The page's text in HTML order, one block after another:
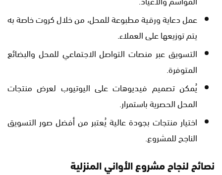
عمل دعاية ورقية مطبوعة للمحل، من خلال كروت خاصة به
يتم توزيعها على العملاء.
التسويق عبر منصات التواصل الاجتماعي للمحل والبضائع
المتوفرة.
يُمكن تصميم فيديوهات على اليوتيوب لعرض منتجات
المحل الحصرية باستمرار.
اختيار منتجات بجودة عالية يُعتبر من أفضل صور التسويق
الناجح للمشروع.
نصائح لنجاح مشروع الأواني المنزلية